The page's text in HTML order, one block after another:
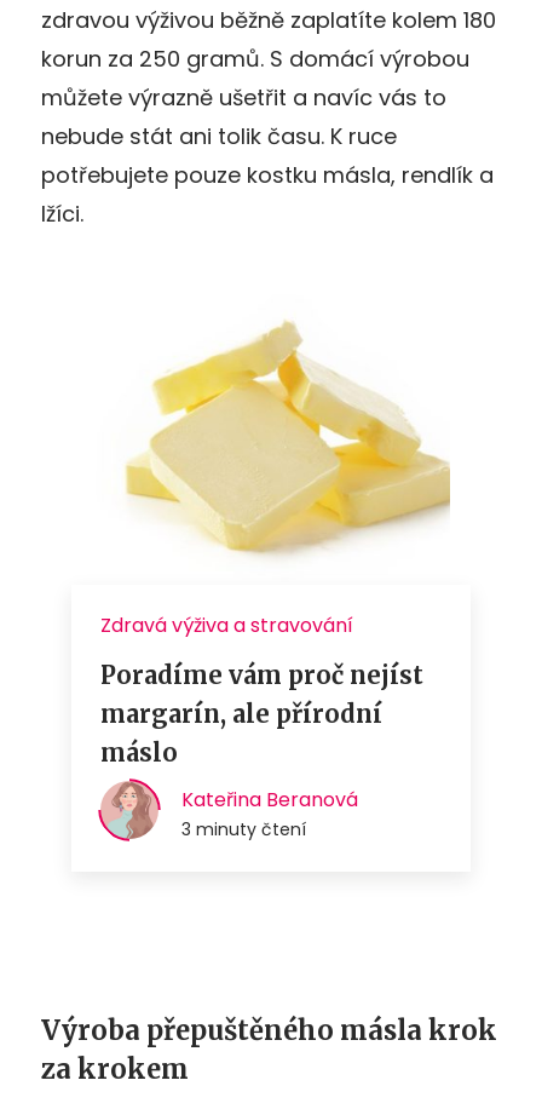
zdravou výživou běžně zaplatíte kolem 180
korun za 250 gramů. S domácí výrobou
můžete výrazně ušetřit a navíc vás to
nebude stát ani tolik času. K ruce
potřebujete pouze kostku másla, rendlík a
lžíci.
Výroba přepuštěného másla krok
za krokem